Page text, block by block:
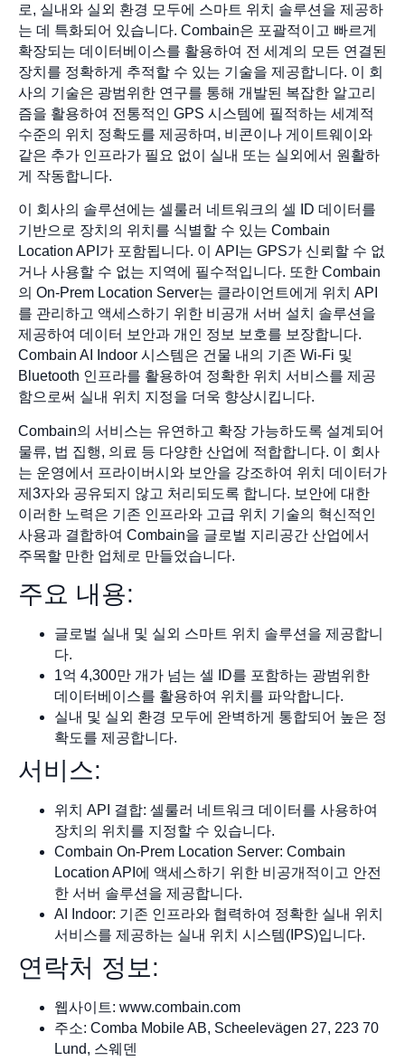
로, 실내와 실외 환경 모두에 스마트 위치 솔루션을 제공하
는 데 특화되어 있습니다. Combain은 포괄적이고 빠르게
확장되는 데이터베이스를 활용하여 전 세계의 모든 연결된
장치를 정확하게 추적할 수 있는 기술을 제공합니다. 이 회
사의 기술은 광범위한 연구를 통해 개발된 복잡한 알고리
즘을 활용하여 전통적인 GPS 시스템에 필적하는 세계적
수준의 위치 정확도를 제공하며, 비콘이나 게이트웨이와
같은 추가 인프라가 필요 없이 실내 또는 실외에서 원활하
게 작동합니다.
이 회사의 솔루션에는 셀룰러 네트워크의 셀 ID 데이터를
기반으로 장치의 위치를 식별할 수 있는 Combain
Location API가 포함됩니다. 이 API는 GPS가 신뢰할 수 없
거나 사용할 수 없는 지역에 필수적입니다. 또한 Combain
의 On-Prem Location Server는 클라이언트에게 위치 API
를 관리하고 액세스하기 위한 비공개 서버 설치 솔루션을
제공하여 데이터 보안과 개인 정보 보호를 보장합니다.
Combain AI Indoor 시스템은 건물 내의 기존 Wi-Fi 및
Bluetooth 인프라를 활용하여 정확한 위치 서비스를 제공
함으로써 실내 위치 지정을 더욱 향상시킵니다.
Combain의 서비스는 유연하고 확장 가능하도록 설계되어
물류, 법 집행, 의료 등 다양한 산업에 적합합니다. 이 회사
는 운영에서 프라이버시와 보안을 강조하여 위치 데이터가
제3자와 공유되지 않고 처리되도록 합니다. 보안에 대한
이러한 노력은 기존 인프라와 고급 위치 기술의 혁신적인
사용과 결합하여 Combain을 글로벌 지리공간 산업에서
주목할 만한 업체로 만들었습니다.
주요 내용:
글로벌 실내 및 실외 스마트 위치 솔루션을 제공합니
다.
1억 4,300만 개가 넘는 셀 ID를 포함하는 광범위한
데이터베이스를 활용하여 위치를 파악합니다.
실내 및 실외 환경 모두에 완벽하게 통합되어 높은 정
확도를 제공합니다.
서비스:
위치 API 결합: 셀룰러 네트워크 데이터를 사용하여
장치의 위치를 지정할 수 있습니다.
Combain On-Prem Location Server: Combain
Location API에 액세스하기 위한 비공개적이고 안전
한 서버 솔루션을 제공합니다.
AI Indoor: 기존 인프라와 협력하여 정확한 실내 위치
서비스를 제공하는 실내 위치 시스템(IPS)입니다.
연락처 정보:
웹사이트: www.combain.com
주소: Comba Mobile AB, Scheelevägen 27, 223 70
Lund, 스웨덴